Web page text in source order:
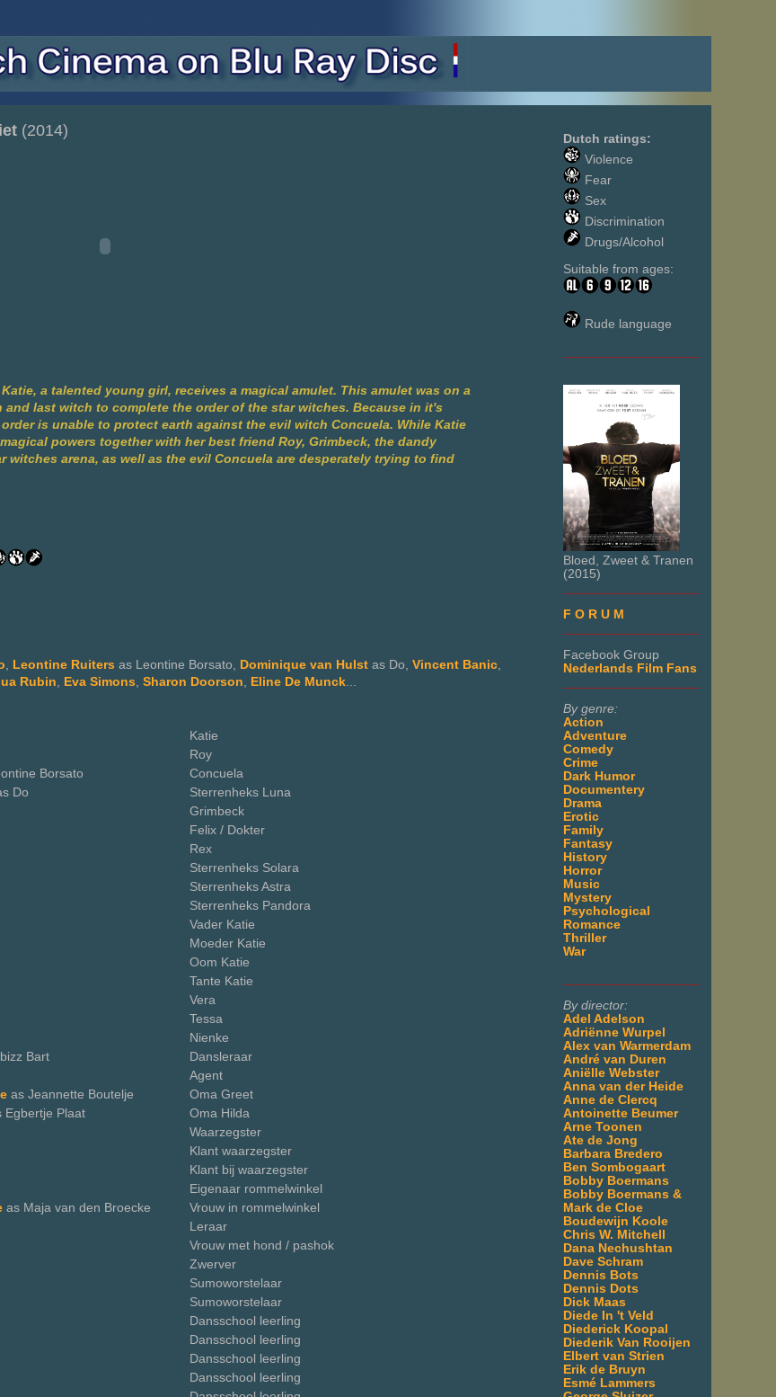
Dutch ratings:
Violence
Fear
Sex
Discrimination
Drugs/Alcohol
Suitable from ages:
Rude language
Bloed, Zweet & Tranen
(2015)
F O R U M
Facebook Group
Nederlands Film Fans
By genre:
Action
Adventure
Comedy
Crime
Dark Humor
Documentery
Drama
Erotic
Family
Fantasy
History
Horror
Music
Mystery
Psychological
Romance
Thriller
War
By director:
Adel Adelson
Adriënne Wurpel
Alex van Warmerdam
André van Duren
Aniëlle Webster
Anna van der Heide
Anne de Clercq
Antoinette Beumer
Arne Toonen
Ate de Jong
Barbara Bredero
Ben Sombogaart
Bobby Boermans
Bobby Boermans &
Mark de Cloe
Boudewijn Koole
Chris W. Mitchell
Dana Nechushtan
Dave Schram
Dennis Bots
Dennis Dots
Dick Maas
Diede In 't Veld
Diederick Koopal
Diederik Van Rooijen
Elbert van Strien
Erik de Bruyn
Esmé Lammers
(2014)
a talented young girl, receives a magical amulet. This amulet was on a
last witch to complete the order of the star witches. Because in it's
is unable to protect earth against the evil witch Concuela. While Katie
powers together with her best friend Roy, Grimbeck, the dandy
witches arena, as well as the evil Concuela are desperately trying to find
Leontine Ruiters as Leontine Borsato, Dominique van Hulst as Do, Vincent Banic
Rubin Eva Simons Sharon Doorson Eline De Munck
Katie
Roy
Borsato
Concuela
Do
Sterrenheks Luna
Grimbeck
Felix / Dokter
Rex
Sterrenheks Solara
Sterrenheks Astra
Sterrenheks Pandora
Vader Katie
Moeder Katie
Oom Katie
Tante Katie
Vera
Tessa
Nienke
Bart
Dansleraar
Agent
as Jeannette Boutelje
Oma Greet
Egbertje Plaat
Oma Hilda
Waarzegster
Klant waarzegster
Klant bij waarzegster
Eigenaar rommelwinkel
as Maja van den Broecke
Vrouw in rommelwinkel
Leraar
Vrouw met hond / pashok
Zwerver
Sumoworstelaar
Sumoworstelaar
Dansschool leerling
Dansschool leerling
Dansschool leerling
Dansschool leerling